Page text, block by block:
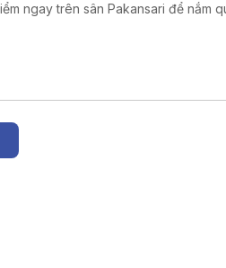
ngay trên sân Pakansari để nắm